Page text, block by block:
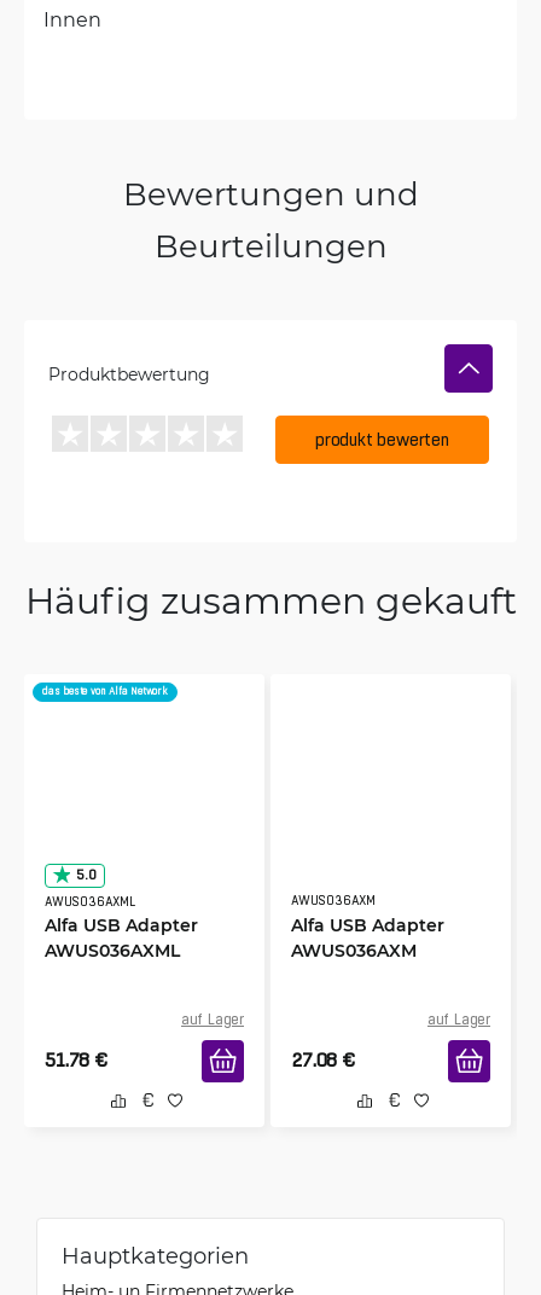
Innen
Bewertungen und
Beurteilungen
Produktbewertung
produkt bewerten
Häufig zusammen gekauft
das beste von Alfa Network
5.0
AWUS036AXML
Alfa USB Adapter
AWUS036AXML
auf Lager
51.78 €
AWUS036AXM
Alfa USB Adapter
AWUS036AXM
auf Lager
27.08 €
Hauptkategorien